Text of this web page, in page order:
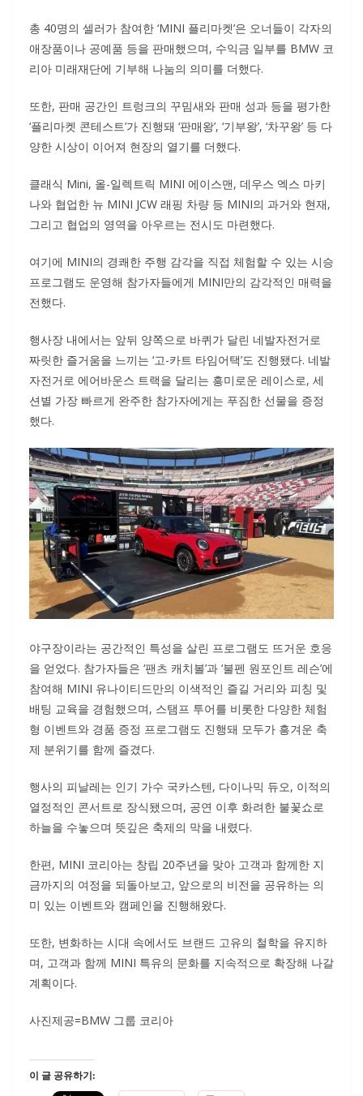
총 40명의 셀러가 참여한 ‘MINI 플리마켓’은 오너들이 각자의
애장품이나 공예품 등을 판매했으며, 수익금 일부를 BMW 코
리아 미래재단에 기부해 나눔의 의미를 더했다.
또한, 판매 공간인 트렁크의 꾸밈새와 판매 성과 등을 평가한
‘플리마켓 콘테스트’가 진행돼 ‘판매왕’, ‘기부왕’, ‘차꾸왕’ 등 다
양한 시상이 이어져 현장의 열기를 더했다.
클래식 Mini, 올-일렉트릭 MINI 에이스맨, 데우스 엑스 마키
나와 협업한 뉴 MINI JCW 래핑 차량 등 MINI의 과거와 현재,
그리고 협업의 영역을 아우르는 전시도 마련했다.
여기에 MINI의 경쾌한 주행 감각을 직접 체험할 수 있는 시승
프로그램도 운영해 참가자들에게 MINI만의 감각적인 매력을
전했다.
행사장 내에서는 앞뒤 양쪽으로 바퀴가 달린 네발자전거로
짜릿한 즐거움을 느끼는 ‘고-카트 타임어택’도 진행됐다. 네발
자전거로 에어바운스 트랙을 달리는 흥미로운 레이스로, 세
션별 가장 빠르게 완주한 참가자에게는 푸짐한 선물을 증정
했다.
야구장이라는 공간적인 특성을 살린 프로그램도 뜨거운 호응
을 얻었다. 참가자들은 ‘팬츠 캐치볼’과 ‘불펜 원포인트 레슨’에
참여해 MINI 유나이티드만의 이색적인 즐길 거리와 피칭 및
배팅 교육을 경험했으며, 스탬프 투어를 비롯한 다양한 체험
형 이벤트와 경품 증정 프로그램도 진행돼 모두가 흥겨운 축
제 분위기를 함께 즐겼다.
행사의 피날레는 인기 가수 국카스텐, 다이나믹 듀오, 이적의
열정적인 콘서트로 장식됐으며, 공연 이후 화려한 불꽃쇼로
하늘을 수놓으며 뜻깊은 축제의 막을 내렸다.
한편, MINI 코리아는 창립 20주년을 맞아 고객과 함께한 지
금까지의 여정을 되돌아보고, 앞으로의 비전을 공유하는 의
미 있는 이벤트와 캠페인을 진행해왔다.
또한, 변화하는 시대 속에서도 브랜드 고유의 철학을 유지하
며, 고객과 함께 MINI 특유의 문화를 지속적으로 확장해 나갈
계획이다.
사진제공=BMW 그룹 코리아
이 글 공유하기: